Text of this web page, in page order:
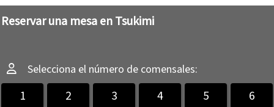
Reservar una mesa en Tsukimi
Selecciona el número de comensales:
1 2 3 4 5
6